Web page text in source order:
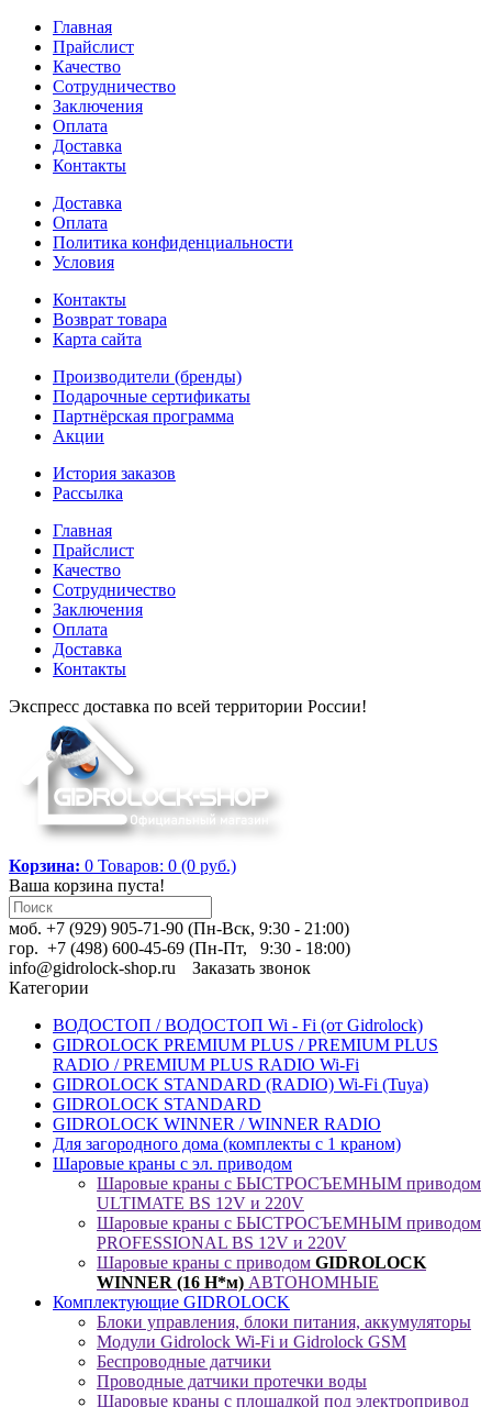
Главная
Прайслист
Качество
Сотрудничество
Заключения
Оплата
Доставка
Контакты
Доставка
Оплата
Политика конфиденциальности
Условия
Контакты
Возврат товара
Карта сайта
Производители (бренды)
Подарочные сертификаты
Партнёрская программа
Акции
История заказов
Рассылка
Главная
Прайслист
Качество
Сотрудничество
Заключения
Оплата
Доставка
Контакты
Экспресс доставка по всей территории России!
Корзина: 0 Товаров: 0 (0 руб.)
Ваша корзина пуста!
моб. +7 (929) 905-71-90 (Пн-Вск, 9:30 - 21:00)
гор. +7 (498) 600-45-69 (Пн-Пт, 9:30 - 18:00)
info@gidrolock-shop.ru
Заказать звонок
Категории
ВОДОСТОП / ВОДОСТОП Wi - Fi (от Gidrolock)
GIDROLOCK PREMIUM PLUS / PREMIUM PLUS
RADIO / PREMIUM PLUS RADIO Wi-Fi
GIDROLOCK STANDARD (RADIO) Wi-Fi (Tuya)
GIDROLOCK STANDARD
GIDROLOCK WINNER / WINNER RADIO
Для загородного дома (комплекты с 1 краном)
Шаровые краны с эл. приводом
Шаровые краны с БЫСТРОСЪЕМНЫМ приводом
ULTIMATE BS 12V и 220V
Шаровые краны с БЫСТРОСЪЕМНЫМ приводом
PROFESSIONAL BS 12V и 220V
Шаровые краны с приводом GIDROLOCK
WINNER (16 Н*м) АВТОНОМНЫЕ
Комплектующие GIDROLOCK
Блоки управления, блоки питания, аккумуляторы
Модули Gidrolock Wi-Fi и Gidrolock GSM
Беспроводные датчики
Проводные датчики протечки воды
Шаровые краны с площадкой под электропривод